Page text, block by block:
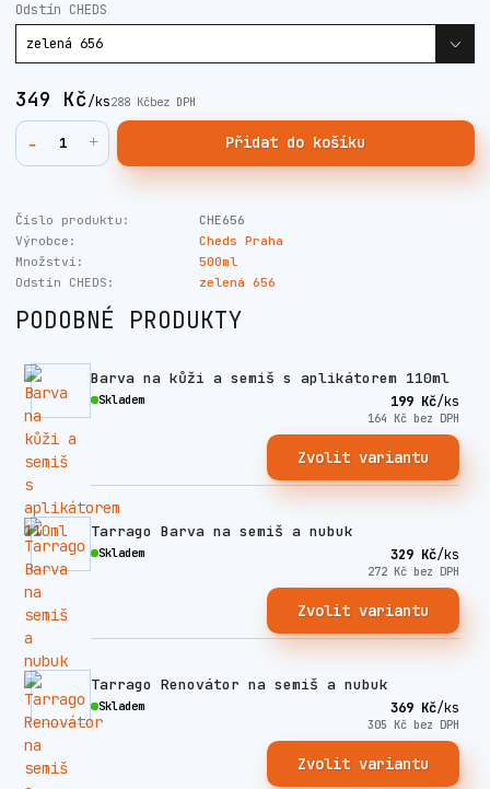
Odstín CHEDS
349 Kč/ks288 Kčbez DPH
Přidat do košíku
Číslo produktu:
CHE656
Výrobce:
Cheds Praha
Množství:
500ml
Odstín CHEDS:
zelená 656
PODOBNÉ PRODUKTY
Barva na kůži a semiš s aplikátorem 110ml
199 Kč/ks
164 Kč bez DPH
Skladem
Zvolit variantu
Tarrago Barva na semiš a nubuk
329 Kč/ks
272 Kč bez DPH
Skladem
Zvolit variantu
Tarrago Renovátor na semiš a nubuk
369 Kč/ks
305 Kč bez DPH
Skladem
Zvolit variantu